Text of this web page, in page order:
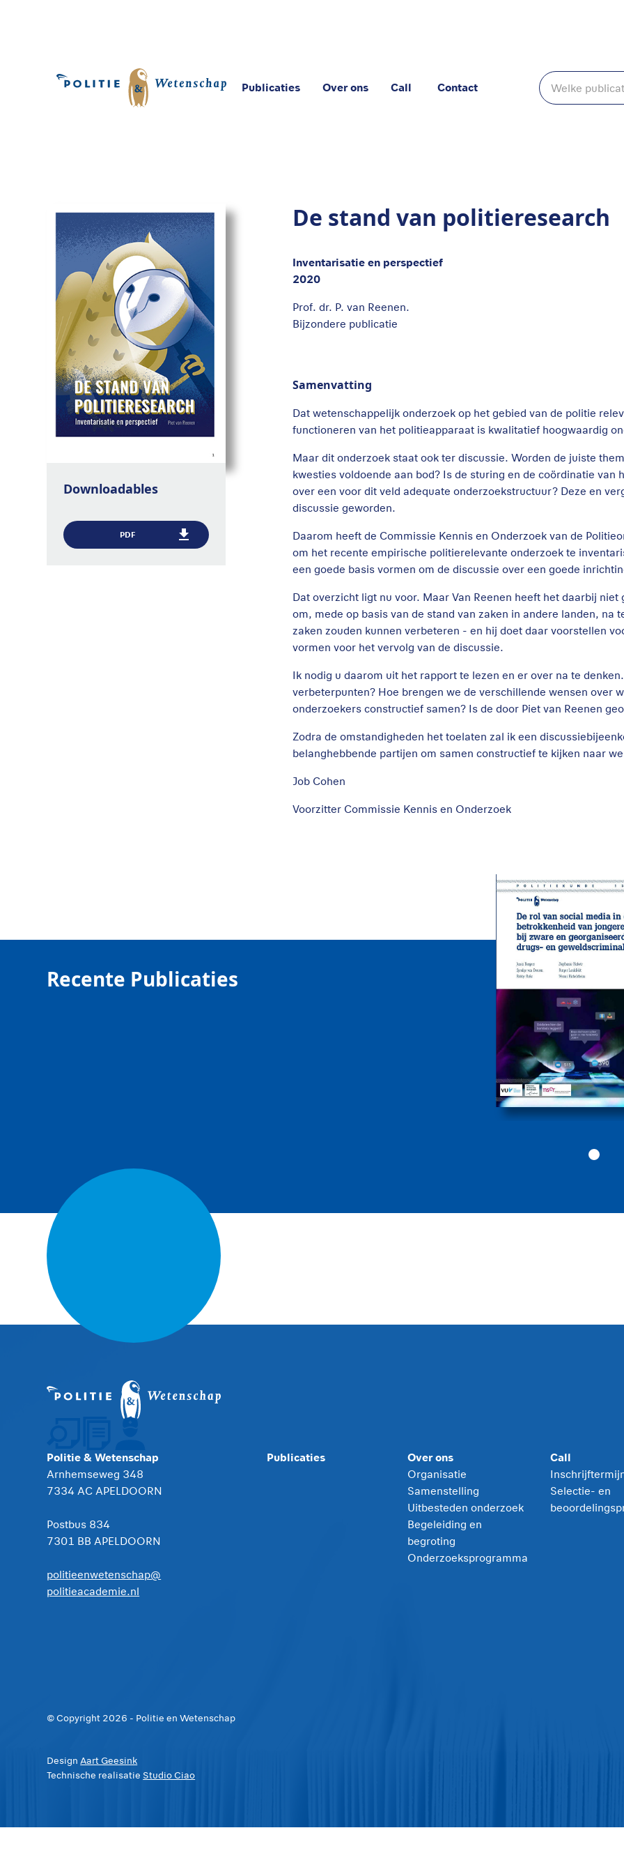
Publicaties Over ons Call Contact
Publicaties
Downloadables
PDF
De stand van politieresearch
Inventarisatie en perspectief
2020
Prof. dr. P. van Reenen.
Bijzondere publicatie
Samenvatting
Dat wetenschappelijk onderzoek op het gebied van de politie
functioneren van het politieapparaat is kwalitatief hoogwaardig
Maar dit onderzoek staat ook ter discussie. Worden de juiste
kwesties voldoende aan bod? Is de sturing en de coördinatie van
over een voor dit veld adequate onderzoekstructuur? Deze en
discussie geworden.
Daarom heeft de Commissie Kennis en Onderzoek van de
om het recente empirische politierelevante onderzoek te
een goede basis vormen om de discussie over een goede
Dat overzicht ligt nu voor. Maar Van Reenen heeft het daarbij
om, mede op basis van de stand van zaken in andere landen, na
zaken zouden kunnen verbeteren - en hij doet daar voorstellen
vormen voor het vervolg van de discussie.
Ik nodig u daarom uit het rapport te lezen en er over na te
verbeterpunten? Hoe brengen we de verschillende wensen over
onderzoekers constructief samen? Is de door Piet van Reenen
Zodra de omstandigheden het toelaten zal ik een
belanghebbende partijen om samen constructief te kijken naar
Job Cohen
Voorzitter Commissie Kennis en Onderzoek
Recente Publicaties
De rol van sociale
media bij de
betrokkenheid van
jongeren bij zware
drugs- en
2026
Politiekunde
Politiekunde
Politie & Wetenschap
Arnhemseweg 348
7334 AC APELDOORN
Postbus 834
7301 BB APELDOORN
politieenwetenschap@
politieacademie.nl
Publicaties Over ons
Organisatie
Samenstelling
Uitbesteden onderzoek
Begeleiding en
begroting
Onderzoeksprogramma
Call
Selectie- en
© Copyright 2026 - Politie en Wetenschap
Design Aart Geesink
Technische realisatie Studio Ciao